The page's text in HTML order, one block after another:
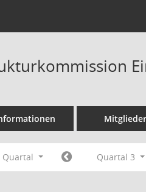
Mitglieder
Quartal Quartal 3